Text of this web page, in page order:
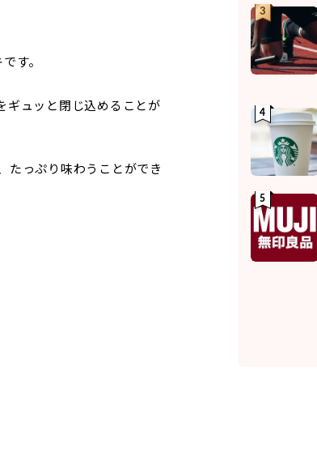
す。
ギュッと閉じ込めることが
たっぷり味わうことができ